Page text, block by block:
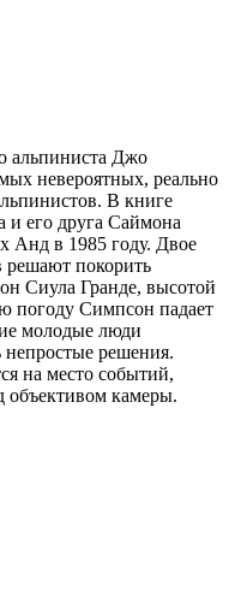
альпиниста Джо
невероятных, реально
В книге
и его друга Саймона
Анд в 1985 году. Двое
покорить
Сиула Гранде, высотой
погоду Симпсон падает
молодые люди
решения.
на место событий,
объективом камеры.